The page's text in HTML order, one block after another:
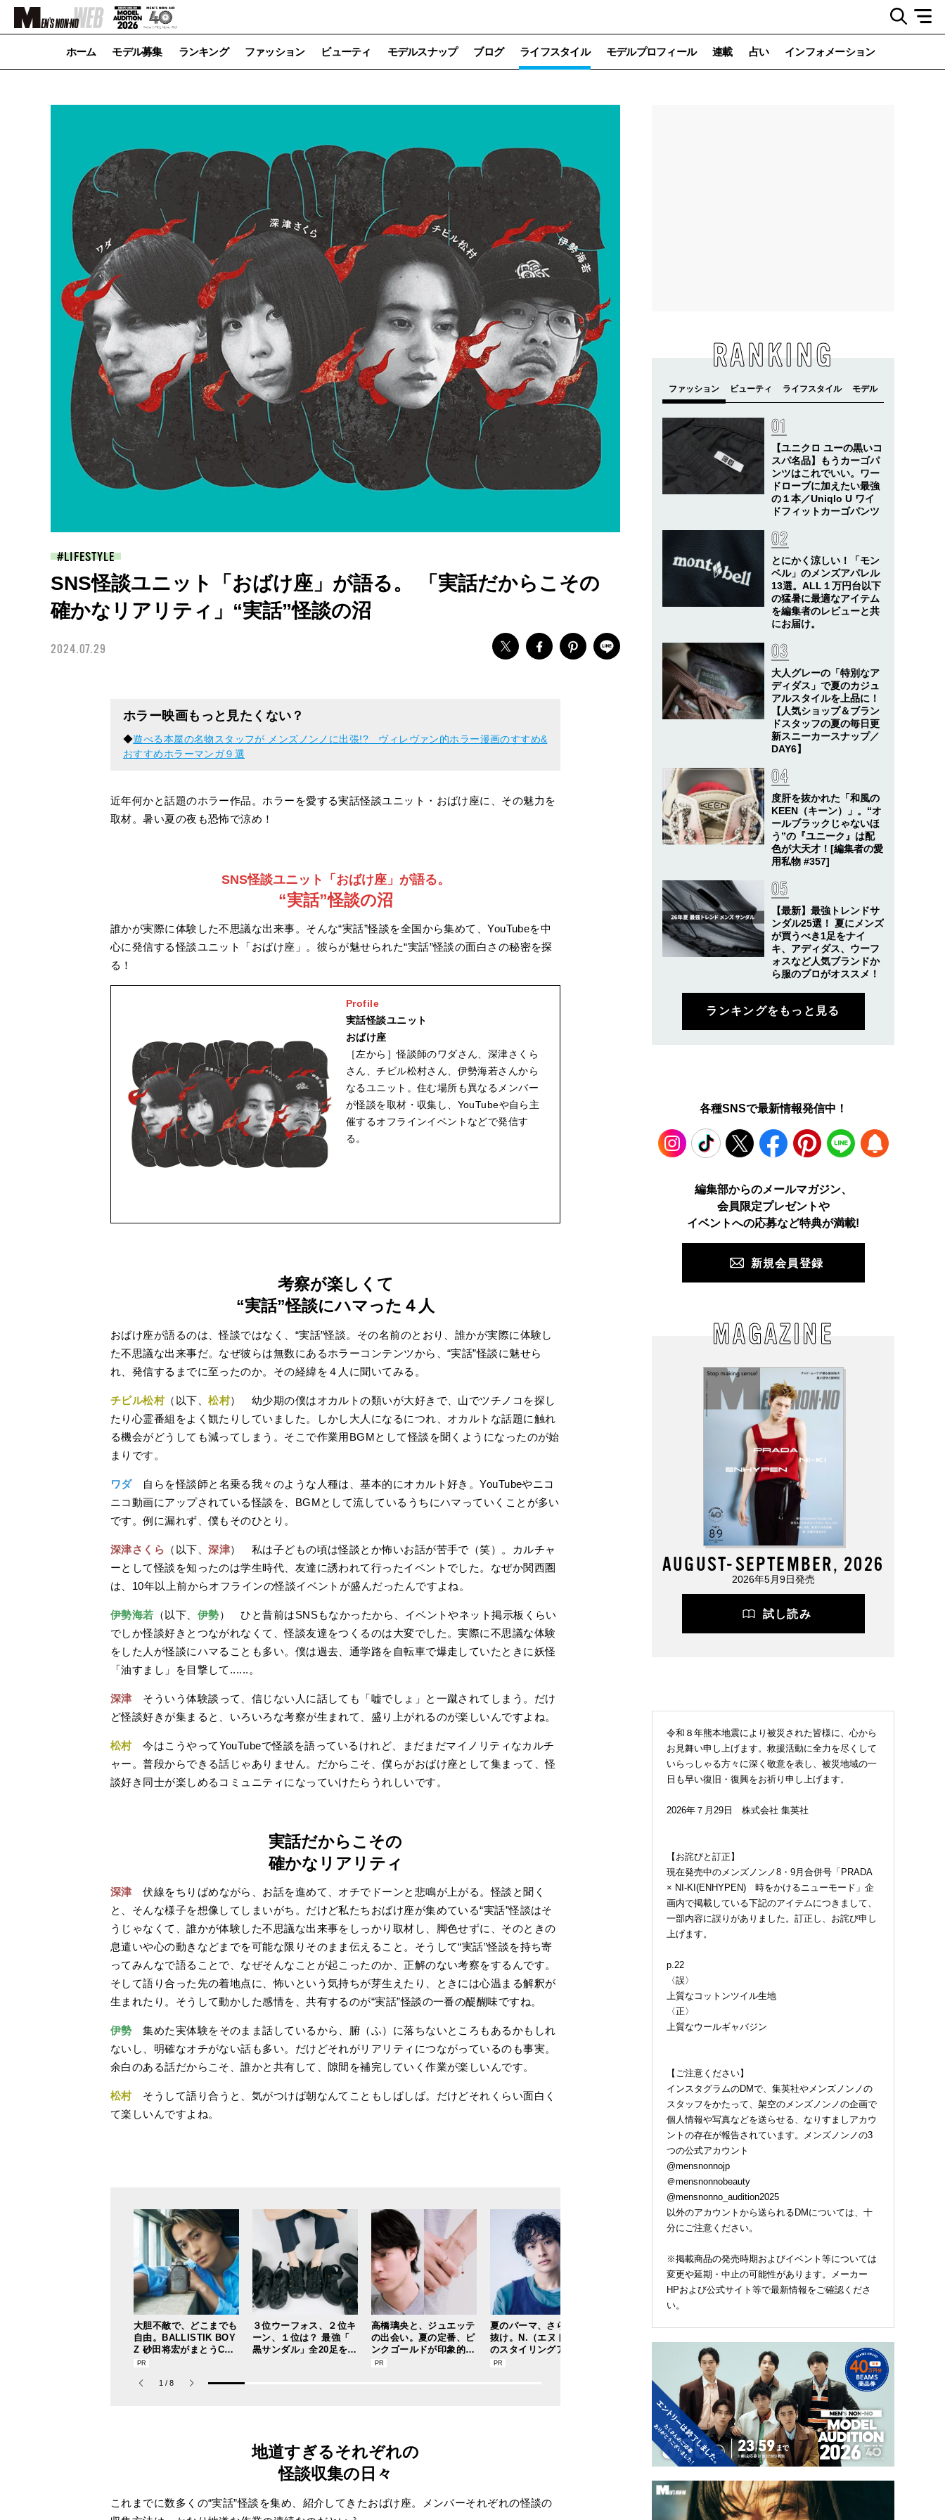
ホーム モデル募集 ランキング ファッション ビューティ モデルスナップ ブログ ライフスタイル モデルプロフィール 連載 占い インフォメーション
LIFESTYLE
SNS怪談ユニット「おばけ座」が語る。 「実話だからこその
確かなリアリティ」“実話”怪談の沼
2024.07.29
ホラー映画もっと見たくない？
◆遊べる本屋の名物スタッフが メンズノンノに出張!? ヴィレヴァン的ホラー漫画のすすめ&
おすすめホラーマンガ９選
近年何かと話題のホラー作品。ホラーを愛する実話怪談ユニット・おばけ座に、その魅力を
取材。暑い夏の夜も恐怖で涼め！
SNS怪談ユニット「おばけ座」が語る。
“実話”怪談の沼
誰かが実際に体験した不思議な出来事。そんな“実話”怪談を全国から集めて、YouTubeを中
心に発信する怪談ユニット「おばけ座」。彼らが魅せられた“実話”怪談の面白さの秘密を探
る！
Profile
実話怪談ユニット
おばけ座
［左から］怪談師のワダさん、深津さくら
さん、チビル松村さん、伊勢海若さんから
なるユニット。住む場所も異なるメンバー
が怪談を取材・収集し、YouTubeや自ら主
催するオフラインイベントなどで発信す
る。
考察が楽しくて
“実話”怪談にハマった４人
おばけ座が語るのは、怪談ではなく、“実話”怪談。その名前のとおり、誰かが実際に体験し
た不思議な出来事だ。なぜ彼らは無数にあるホラーコンテンツから、“実話”怪談に魅せら
れ、発信するまでに至ったのか。その経緯を４人に聞いてみる。
チビル松村（以下、松村） 幼少期の僕はオカルトの類いが大好きで、山でツチノコを探し
たり心霊番組をよく観たりしていました。しかし大人になるにつれ、オカルトな話題に触れ
る機会がどうしても減ってしまう。そこで作業用BGMとして怪談を聞くようになったのが始
まりです。
ワダ自らを怪談師と名乗る我々のような人種は、基本的にオカルト好き。YouTubeやニコ
ニコ動画にアップされている怪談を、BGMとして流しているうちにハマっていくことが多い
です。例に漏れず、僕もそのひとり。
深津さくら （以下、深津） 私は子どもの頃は怪談とか怖いお話が苦手で（笑）。カルチャ
ーとして怪談を知ったのは学生時代、友達に誘われて行ったイベントでした。なぜか関西圏
は、10年以上前からオフラインの怪談イベントが盛んだったんですよね。
伊勢海若 （以下、 伊勢） ひと昔前はSNSもなかったから、イベントやネット掲示板くらい
でしか怪談好きとつながれなくて、怪談友達をつくるのは大変でした。実際に不思議な体験
をした人が怪談にハマることも多い。僕は過去、通学路を自転車で爆走していたときに妖怪
「油すまし」を目撃して......。
深津 そういう体験談って、信じない人に話しても「嘘でしょ」と一蹴されてしまう。だけ
ど怪談好きが集まると、いろいろな考察が生まれて、盛り上がれるのが楽しいんですよね。
松村今はこうやってYouTubeで怪談を語っているけれど、まだまだマイノリティなカルチ
ャー。普段からできる話じゃありません。だからこそ、僕らがおばけ座として集まって、怪
談好き同士が楽しめるコミュニティになっていけたらうれしいです。
実話だからこその
確かなリアリティ
深津 伏線をちりばめながら、お話を進めて、オチでドーンと悲鳴が上がる。怪談と聞く
と、そんな様子を想像してしまいがち。だけど私たちおばけ座が集めている“実話”怪談はそ
うじゃなくて、誰かが体験した不思議な出来事をしっかり取材し、脚色せずに、そのときの
息遣いや心の動きなどまでを可能な限りそのまま伝えること。そうして“実話”怪談を持ち寄
ってみんなで語ることで、なぜそんなことが起こったのか、正解のない考察をするんです。
そして語り合った先の着地点に、怖いという気持ちが芽生えたり、ときには心温まる解釈が
生まれたり。そうして動かした感情を、共有するのが“実話”怪談の一番の醍醐味ですね。
伊勢 集めた実体験をそのまま話しているから、腑（ふ）に落ちないところもあるかもしれ
ないし、明確なオチがない話も多い。だけどそれがリアリティにつながっているのも事実。
余白のある話だからこそ、誰かと共有して、隙間を補完していく作業が楽しいんです。
松村そうして語り合うと、気がつけば朝なんてこともしばしば。だけどそれくらい面白く
て楽しいんですよね。
大胆不敵で、どこまでも
自由。BALLISTIK BOY
Z 砂田将宏がまとうCOA
CHの新作フレグランス
ナム パルファム」
３位ウーフォス、２位キ
ーン、１位は？ 最強「
黒サンダル」全20足を試
高橋璃央と、ジュエッテ
の出会い。夏の定番、ピ
ンクゴールドが印象的な
“SUMMER PINK”［me
夏のパーマ、さらにあか
抜け。N.（エヌドット）
のスタイリングアイテム
で作る旬ヘアのテクニッ
この良さは“愛犬家”にし
ル」のお散歩バッグが便
利すぎて、ついつい語り
すぎた......。[編集者の
愛用私物 #359]
ロエベの新しい世界へよ
ストとレイヤードの先に
。装う喜び、明るいスピ
みなとみらいでアメリ
Sunset 2026』が横浜
レンガ倉庫で“入場無
で開催中！背徳感溢れ
アメリカングルメも【
月30日（日）まで】
1 / 8
地道すぎるそれぞれの
怪談収集の日々
これまでに数多くの“実話”怪談を集め、紹介してきたおばけ座。メンバーそれぞれの怪談の
RANKING
【ユニクロ ユーの黒いコ
スパ名品】もうカーゴパ
ンツはこれでいい。ワー
ドローブに加えたい最強
の１本／Uniqlo U ワイ
ドフィットカーゴパンツ
とにかく涼しい！「モン
ベル」のメンズアパレル
13選。ALL１万円台以下
の猛暑に最適なアイテム
を編集者のレビューと共
にお届け。
大人グレーの「特別なア
ディダス」で夏のカジュ
アルスタイルを上品に！
【人気ショップ＆ブラン
ドスタッフの夏の毎日更
新スニーカースナップ／
DAY6】
度肝を抜かれた「和風の
KEEN（キーン）」。“オ
ールブラックじゃないほ
う”の『ユニーク』は配
色が大天才！[編集者の愛
用私物 #357]
【最新】最強トレンドサ
ンダル25選！ 夏にメンズ
が買うべき1足をナイ
キ、アディダス、ウーフ
ォスなど人気ブランドか
ら服のプロがオススメ！
ランキングをもっと見る
各種SNSで最新情報発信中！
TikTok Facebook Pinterest LINE
編集部からのメールマガジン、
会員限定プレゼントや
イベントへの応募など特典が満載!
新規会員登録
MAGAZINE
AUGUST-SEPTEMBER, 2026
2026年5月9日発売
試し読み
令和８年熊本地震により被災された皆様に、心から
お見舞い申し上げます。救援活動に全力を尽くして
いらっしゃる方々に深く敬意を表し、被災地域の一
日も早い復旧・復興をお祈り申し上げます。
2026年７月29日 株式会社 集英社
【お詫びと訂正】
現在発売中のメンズノンノ8・9月合併号「PRADA
× NI-KI(ENHYPEN) 時をかけるニューモード」企
画内で掲載している下記のアイテムにつきまして、
一部内容に誤りがありました。訂正し、お詫び申し
上げます。
p.22
〈誤〉
上質なコットンツイル生地
〈正〉
上質なウールギャバジン
【ご注意ください】
インスタグラムのDMで、集英社やメンズノンノの
スタッフをかたって、架空のメンズノンノの企画で
個人情報や写真などを送らせる、なりすましアカウ
ントの存在が報告されています。メンズノンノの3
つの公式アカウント
@mensnonnojp
＠mensnonnobeauty
@mensnonno_audition2025
以外のアカウントから送られるDMについては、十
分にご注意ください。
※掲載商品の発売時期およびイベント等については
変更や延期・中止の可能性があります。メーカー
HPおよび公式サイト等で最新情報をご確認くださ
い。